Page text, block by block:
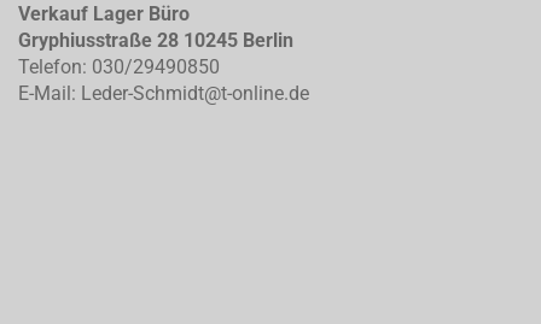
Verkauf Lager Büro
Gryphiusstraße 28 10245 Berlin
Telefon: 030/29490850
E-Mail: Leder-Schmidt@t-online.de